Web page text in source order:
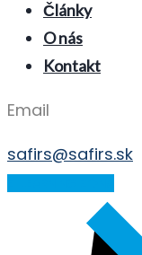
Články
O nás
Kontakt
Email
safirs@safirs.sk